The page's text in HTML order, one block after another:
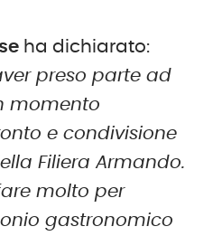
ha dichiarato:
preso parte ad
momento
e condivisione
Filiera Armando.
molto per
gastronomico